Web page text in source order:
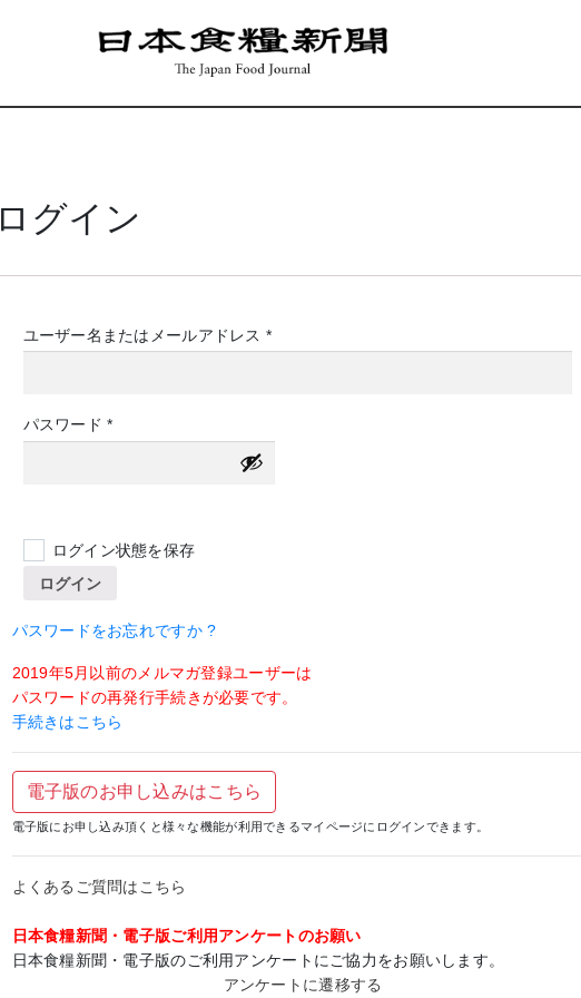
ログイン
ユーザー名またはメールアドレス *必
パスワード*必
須
ログイン状態を保存
ログイン
パスワードをお忘れですか ?
2019年5月以前のメルマガ登録ユーザーは
パスワードの再発行手続きが必要です。
手続きはこちら
電子版のお申し込みはこちら
電子版にお申し込み頂くと様々な機能が利用できるマイページにログインできます。
よくあるご質問はこちら
日本食糧新聞・電子版ご利用アンケートのお願い
日本食糧新聞・電子版のご利用アンケートにご協力をお願いします。
アンケートに遷移する